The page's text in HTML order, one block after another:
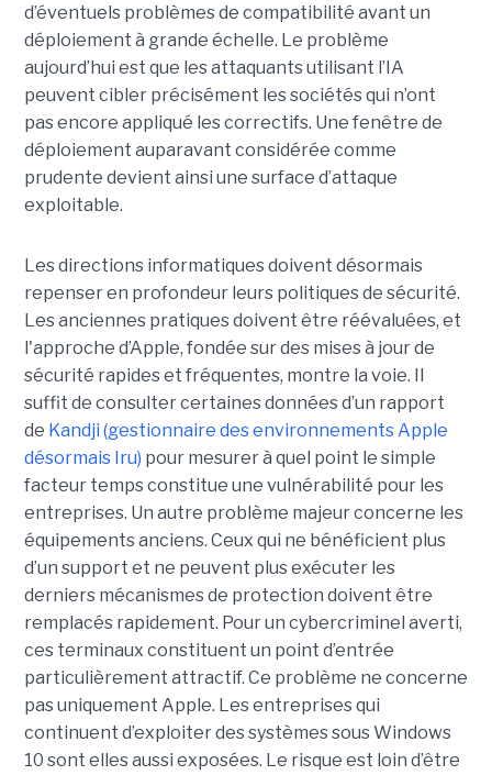
d’éventuels problèmes de compatibilité avant un
déploiement à grande échelle. Le problème
aujourd’hui est que les attaquants utilisant l’IA
peuvent cibler précisément les sociétés qui n’ont
pas encore appliqué les correctifs. Une fenêtre de
déploiement auparavant considérée comme
prudente devient ainsi une surface d’attaque
exploitable.
Les directions informatiques doivent désormais
repenser en profondeur leurs politiques de sécurité.
Les anciennes pratiques doivent être réévaluées, et
l'approche d’Apple, fondée sur des mises à jour de
sécurité rapides et fréquentes, montre la voie. Il
suffit de consulter certaines données d’un rapport
de Kandji (gestionnaire des environnements Apple
désormais Iru) pour mesurer à quel point le simple
facteur temps constitue une vulnérabilité pour les
entreprises. Un autre problème majeur concerne les
équipements anciens. Ceux qui ne bénéficient plus
d’un support et ne peuvent plus exécuter les
derniers mécanismes de protection doivent être
remplacés rapidement. Pour un cybercriminel averti,
ces terminaux constituent un point d’entrée
particulièrement attractif. Ce problème ne concerne
pas uniquement Apple. Les entreprises qui
continuent d’exploiter des systèmes sous Windows
10 sont elles aussi exposées. Le risque est loin d’être